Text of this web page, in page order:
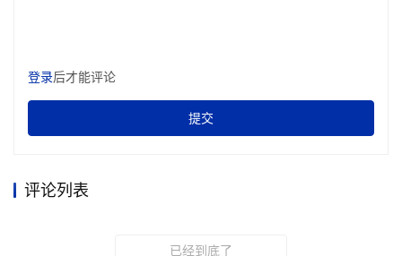
这几款酷睿Ultra处理器的iGPU最多有4个Xe核心，仅
为顶配Panther Lake处理器的1/3。但在丽江体验会上，
《LOL（英雄联盟）》现场对局，且是在不插电的情况下。
两款游戏都能做维持在百帧以上：《LOL》团战保持120fps
登录后才能评论
提交
评论列表
已经到底了